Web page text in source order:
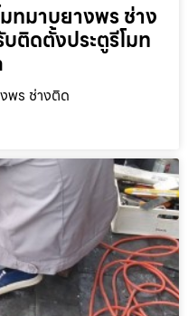
ทมาบยางพร ช่าง
ติดตั้งประตูรีโมท
พร ช่างติด